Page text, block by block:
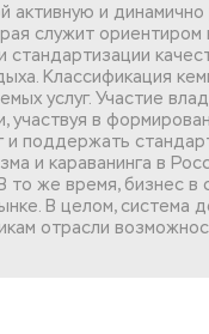
активную и
служит
Классификация
услуг. Участие
участвуя в
и поддержать
и караванинга в
же время, бизнес
В целом,
отрасли